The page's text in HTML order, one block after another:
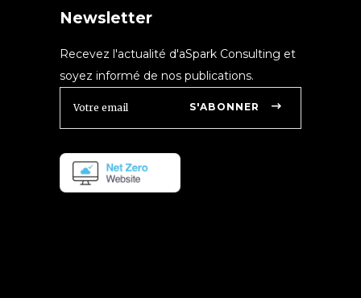
Newsletter
Recevez l'actualité d'aSpark Consulting et
soyez informé de nos publications.
S'ABONNER